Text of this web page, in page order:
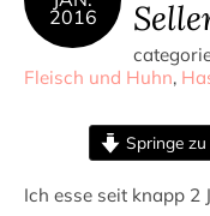
2016
Fleisch und Huhn,
Springe zu
Ich esse seit knapp 2